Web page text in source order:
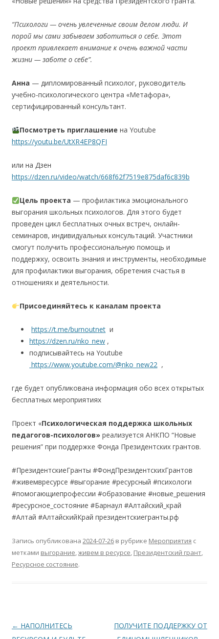
“Психологи — очень увлеченные своим делом люди. И
порой мы сами забываем заботиться о себе. Этот
проект привлекает внимание к очень важной части
жизни — заботе о себе”.
Анна — дипломированный психолог, руководитель
учебно-психологического центра «Метафора»,
сертифицированный консультант.
Посмотреть приглашение на Youtube
https://youtu.be/UtXR4EP8QFI
или на Дзен
https://dzen.ru/video/watch/668f62f7519e875daf6c839b
Цель проекта — профилактика эмоционального
выгорания школьных психологов. Для этого будет
проведен цикл бесплатных очных встреч, онлайн-
семинаров, индивидуальных консультаций. Участники
смогут получить профессиональную помощь и
поддержку, освоить знания и инструменты, необходимые
для профилактики выгорания, обретения счастья в
отношениях и деятельности.
Присоединяйтесь к каналам проекта
https://t.me/burnoutnet и
https://dzen.ru/nko_new ,
подписывайтесь на Youtube
https://www.youtube.com/@nko_new22 ,
где будет опубликована информация обо всех открытых
бесплатных мероприятиях
Проект «Психологическая поддержка школьных
педагогов-психологов» реализуется АНКПО “Новые
решения” при поддержке Фонда Президентских грантов.
#ПрезидентскиеГранты #ФондПрезидентскихГрантов
#живемвресурсе #выгорание #ресурсный #психологи
#помогающиепрофессии #образование #новые_решения
#ресурсное_состояние #Барнаул #Алтайский_край
#Алтай #АлтайскийКрай президентскиегранты.рф
Запись опубликована 2024-07-26 в рубрике Мероприятия с
метками выгорание,живем в ресурсе, Президентский грант,
Ресурсное состояние.
Навигация
← НАПОЛНИТЕСЬ
ПОЛУЧИТЕ ПОДДЕРЖКУ ОТ